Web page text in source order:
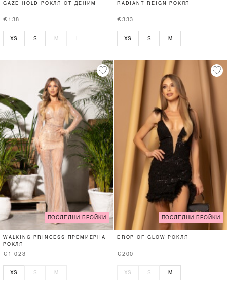
GAZE HOLD РОКЛЯ ОТ ДЕНИМ
€138
XS S M L
RADIANT REIGN РОКЛЯ
€333
XS S M
ПОСЛЕДНИ БРОЙКИ
WALKING PRINCESS ПРЕМИЕРНА
РОКЛЯ
€1 023
XS S M
ПОСЛЕДНИ БРОЙКИ
DROP OF GLOW РОКЛЯ
€200
XS S M